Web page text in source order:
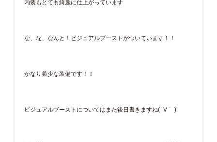
内装もとても綺麗に仕上がっています
な、な、なんと！ビジュアルブーストがついています！！
かなり希少な装備です！！
ビジュアルブーストについてはまた後日書きますね( ´∀｀ )